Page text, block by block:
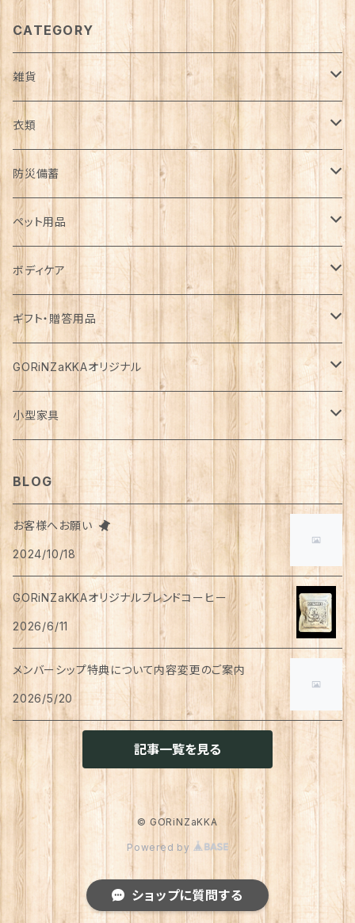
CATEGORY
雑貨
日用品雑貨
インテリア
カゴ・バスケット
エコバッグ
鏡
お風呂・ランドリー
タオル
スリッパ
マスク
ハンドソープ
アロマ・お香
トラベルセット
カレンダー
クッション・クッションカバー
ファブリック・マルチカバー
ブランケット
照明
服飾雑貨
帽子
アクセサリー
マフラー・ストール
ブランケット
バッグ
カゴバッグ
スマホショルダーバッグ
ポーチ
お財布・カード入れ
手袋・アームカバー
ハンカチ
てぬぐい
キーホルダー
メガネ・メガネケース
傘
レインコート
キッチン雑貨
食器
お箸
カトラリー
ストロー
ポット・急須
湯のみ
カップ&ソーサー
マグカップ
コースター
お皿
箸置き
お菓子作り
ふきん
トレー・お盆
ガーデン雑貨
ジョウロ
鉢
支柱
ステーショナリー
紙類
ノート
カード
はがき
ペン
メモ帳
便箋
スケジュール帳
はさみ
ふせん
ポチ袋
マスキングテープ
シール
ミニチュア
アウトドア
手芸用品
衣類
アウター
コート
ダウン
ジャケット
パーカー・ウィンドブレーカー
カーディガン
ベスト
ブルゾン
トップス
長袖
半袖
五分丈、七分丈
ニット
タンクトップ
フレンチスリーブ
ボトムス
スカート
キュロット
パンツ
ワンピース・チュニック
ルームウェア・パジャマ
アンダーウェア
レッグウェア
靴下
タイツ
足首ウォーマー
メンズ
ボトムス
アウター
ジャケット
トップス
防災備蓄
防災用品
下着
食器・カトラリー
バッテリー
ブランケット・寝具
食料
パックご飯
お餅
穀物
粉物
缶詰・瓶詰
レトルト惣菜
カレー
味噌汁・スープ
お茶漬け
乾物
調味料・オイル
だし
ジャム・ペースト
飲料
水・炭酸水
ジュース
コーヒー
紅茶
お茶
ハーブティー
希釈飲料
ペーパー類
トイレットペーパー
ティッシュペーパー
ライト
ろうそく
ペット用品
ドライフード
犬用
猫用
ウェットフード
無添加・手作り（犬用）
猫用
缶詰
犬用
猫用
レトルト食品
犬用
猫用
おやつ
犬用
猫用
犬猫共通
食器
犬用
猫用
衣類・服飾雑貨
犬用
猫用
おもちゃ
犬用
猫用
ボディケア
犬用
猫用
犬猫兼用
ベッド
トイレ周り
犬用
猫用
犬猫兼用
その他雑貨
サプリメント
犬
ボディケア
基礎化粧品
化粧水
乳液
医薬部外品
リップクリーム
メイク用品
ボディーソープ
ヘアケア
クシ・ブラシ
シャンプー
リンスインシャンプー
トリートメント
せっけん
洗顔
ハンドクリーム
オーラルケア
入浴剤・バスボム
ギフト・贈答用品
食品・飲料
食器類
タオル
洗剤
防災用品
ラッピング資材
GORiNZaKKAオリジナル
アパレル
Tシャツ
アクセサリー
ピアス
イヤリング・ノンホールピアス
リング
飲料
珈琲
小型家具
スツール
BLOG
お客様へお願い
2024/10/18
GORiNZaKKAオリジナルブレンドコーヒー
2026/6/11
メンバーシップ特典について内容変更のご案内
2026/5/20
記事一覧を見る
© GORiNZaKKA
Powered by
ショップに質問する